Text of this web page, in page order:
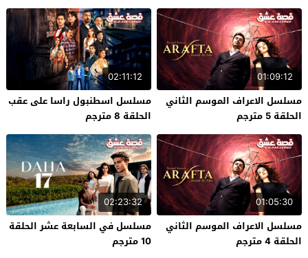
01:09:12
مسلسل الاعراف الموسم الثاني
الحلقة 5 مترجم
02:11:12
مسلسل اسطنبول راسا على عقب
الحلقة 8 مترجم
01:05:30
مسلسل الاعراف الموسم الثاني
الحلقة 4 مترجم
02:23:32
مسلسل في السابعة عشر الحلقة
10 مترجم